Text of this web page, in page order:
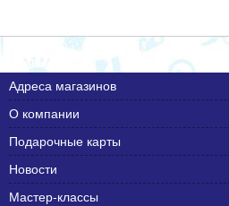
Адреса магазинов
О компании
Подарочные карты
Новости
Мастер-классы